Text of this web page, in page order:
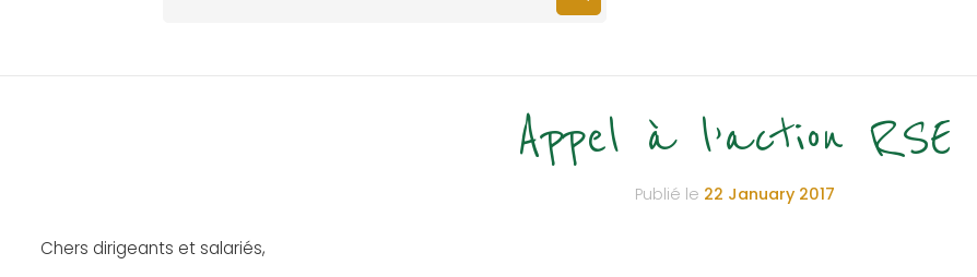
Appel à l’action RSE
Publié le 22 January 2017
Chers dirigeants et salariés,